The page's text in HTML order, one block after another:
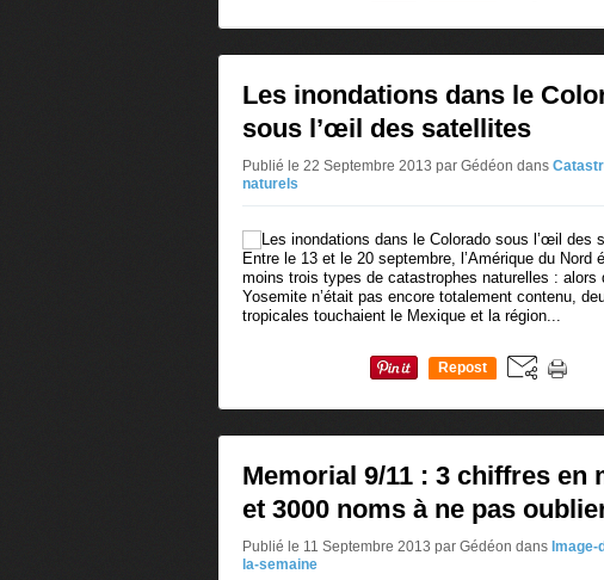
Les inondations dans le
sous l’œil des satellites
Publié le 22 Septembre 2013 par Gédéon dans
naturels
Entre le 13 et le 20 septembre, l’Amérique du Nord
moins trois types de catastrophes naturelles : alors
Yosemite n’était pas encore totalement contenu,
tropicales touchaient le Mexique et la région...
Repost
Memorial 9/11 : 3 chiffres en
et 3000 noms à ne pas
Publié le 11 Septembre 2013 par Gédéon dans
la-semaine